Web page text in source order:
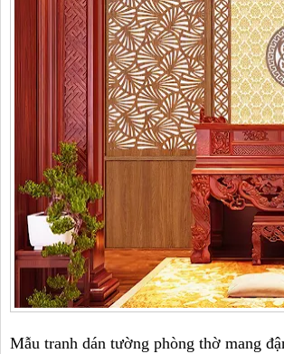
Mẫu tranh dán tường phòng thờ mang